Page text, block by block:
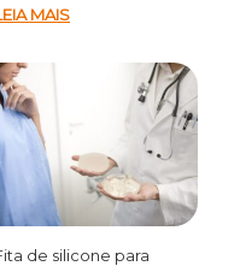
MAIS
de silicone para